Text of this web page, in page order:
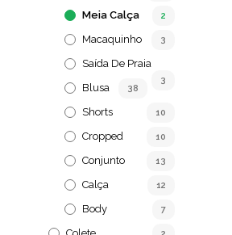
Meia Calça 2
Macaquinho 3
Saída De Praia
3
Blusa 38
Shorts 10
Cropped 10
Conjunto 13
Calça 12
Body 7
Colete